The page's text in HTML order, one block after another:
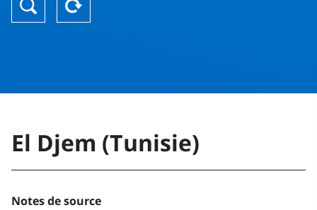
El Djem (Tunisie)
Notes de source